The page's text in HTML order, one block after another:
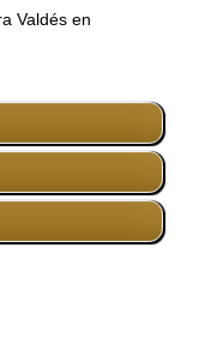
Valdés en